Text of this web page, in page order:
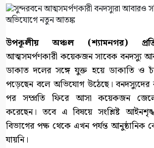
উপকূলীয় অঞ্চল (শ্যামনগর)
আত্মসমর্পণকারী কয়েকজন সাবেক বনদস্যু
ডাকাত দলের সঙ্গে যুক্ত হয়ে ডাকাতি ও
পড়েছেন বলে অভিযোগ উঠেছে। বনদস্যুদের
পর সম্প্রতি ফিরে আসা কয়েকজন
করেছেন। তবে এ বিষয়ে সংশ্লিষ্ট
বিভাগের পক্ষ থেকে এখন পর্যন্ত আনুষ্ঠানিক
যায়নি।